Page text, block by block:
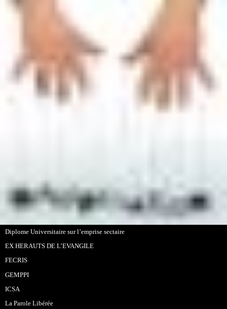
Diplome Universitaire sur l’emprise sectaire
EX HERAUTS DE L’EVANGILE
FECRIS
GEMPPI
ICSA
La Parole Libérée